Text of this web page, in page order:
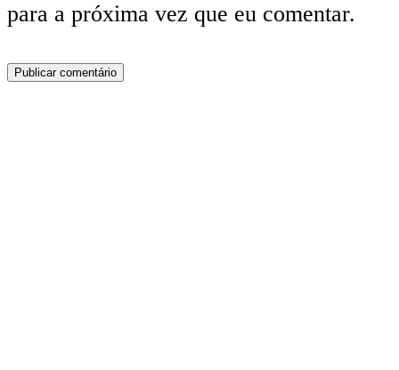
para a próxima vez que eu comentar.